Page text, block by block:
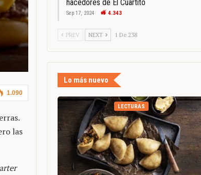
1.090
las
hacedores de El Cuartito
Sep 17, 2024 4.343
PREV NEXT 1 De 238
Lo más nuevo
LECTURAS